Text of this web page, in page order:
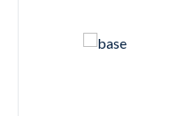
Гінекологія